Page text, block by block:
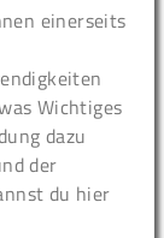
einerseits
Wichtiges
dazu
der
du hier